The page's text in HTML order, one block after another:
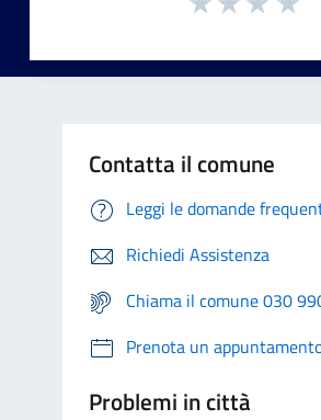
Contatta il comune
Leggi le domande
Richiedi Assistenza
Chiama il comune 030
Prenota un
Problemi in città